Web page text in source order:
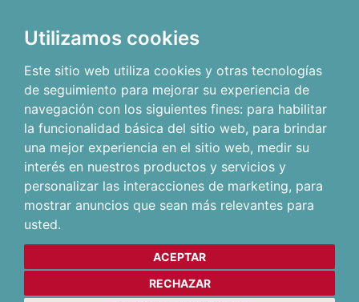
Utilizamos cookies
Este sitio web utiliza cookies y otras tecnologías
de seguimiento para mejorar su experiencia de
navegación con los siguientes fines: para habilitar
la funcionalidad básica del sitio web, para brindar
una mejor experiencia en el sitio web, medir su
interés en nuestros productos y servicios y
personalizar las interacciones de marketing, para
mostrar anuncios que sean más relevantes para
usted.
ACEPTAR
RECHAZAR